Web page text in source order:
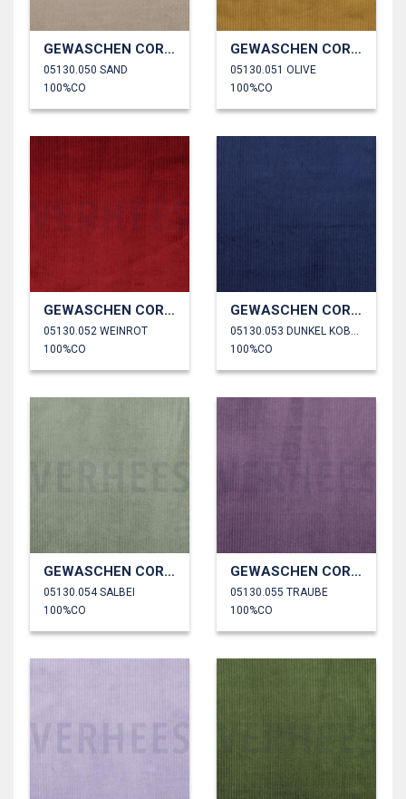
GEWASCHEN CORD 4.5W
05130.050 SAND
100%CO
GEWASCHEN CORD 4.5W
05130.051 OLIVE
100%CO
GEWASCHEN CORD 4.5W
05130.052 WEINROT
100%CO
GEWASCHEN CORD 4.5W
100%CO
GEWASCHEN CORD 4.5W
05130.054 SALBEI
100%CO
GEWASCHEN CORD 4.5W
05130.055 TRAUBE
100%CO